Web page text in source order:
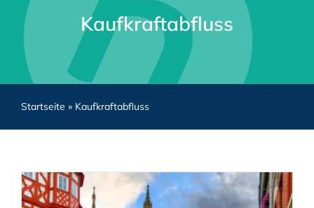
Kaufkraftabfluss
Startseite » Kaufkraftabfluss